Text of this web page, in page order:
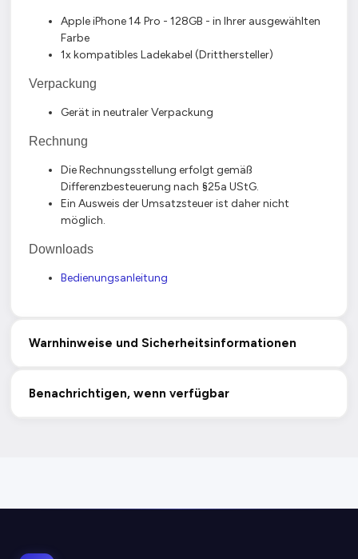
Apple iPhone 14 Pro - 128GB - in Ihrer ausgewählten
Farbe
1x kompatibles Ladekabel (Dritthersteller)
Verpackung
Gerät in neutraler Verpackung
Rechnung
Die Rechnungsstellung erfolgt gemäß
Differenzbesteuerung nach §25a UStG.
Ein Ausweis der Umsatzsteuer ist daher nicht
möglich.
Downloads
Bedienungsanleitung
Warnhinweise und Sicherheitsinformationen
Benachrichtigen, wenn verfügbar